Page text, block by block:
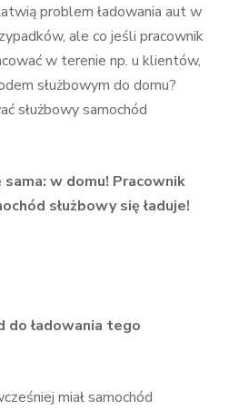
problem ładowania aut w
ale co jeśli pracownik
w terenie np. u klientów,
służbowym do domu?
służbowy samochód
w domu! Pracownik
służbowy się ładuje!
do ładowania tego
miał samochód